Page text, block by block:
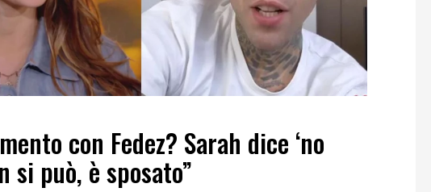
con Fedez? Sarah dice ‘no
si può, è sposato”